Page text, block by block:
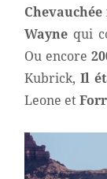
Wayne qui
Ou encore
Kubrick,Il
Leone et